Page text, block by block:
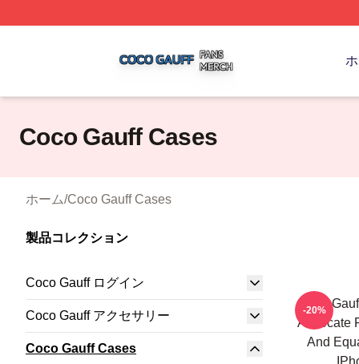
Coco Gauff Cases
ホーム/Coco Gauff Cases
製品コレクション
Coco Gauff ログイン
Coco Gauff アクセサリー
Coco Gauff Cases
Coco
Advocate
And
-20%